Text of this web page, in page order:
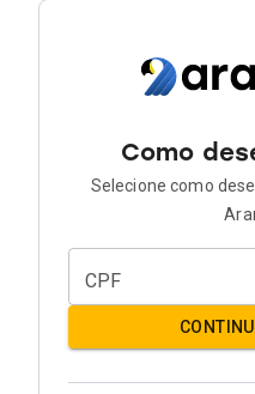
Como
Selecione como
CPF